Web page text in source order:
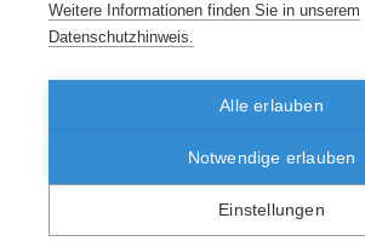
zum
Impressum
Weitere Informationen finden Sie in unserem
Datenschutzhinweis.
Alle erlauben
Notwendige erlauben
Einstellungen